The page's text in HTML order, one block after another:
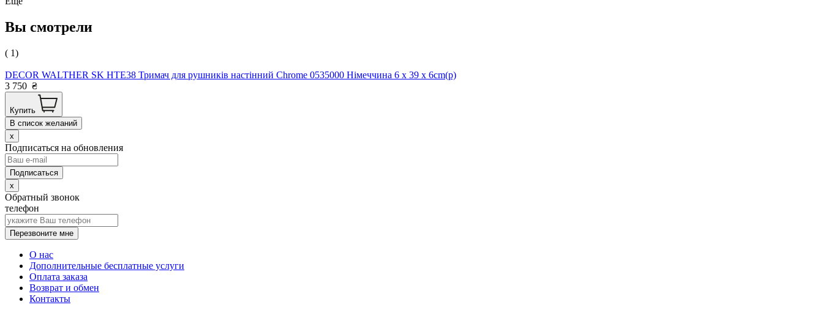
Вы смотрели
( 1)
DECOR WALTHER SK HTE38 Тримач для рушників настінний Chrome 0535000 Німеччина 6 x 39 x 6cm(р)
3 750 ₴
Купить
В список желаний
x
Подписаться на обновления
x
Обратный звонок
телефон
Перезвоните мне
О нас
Дополнительные бесплатные услуги
Оплата заказа
Возврат и обмен
Контакты